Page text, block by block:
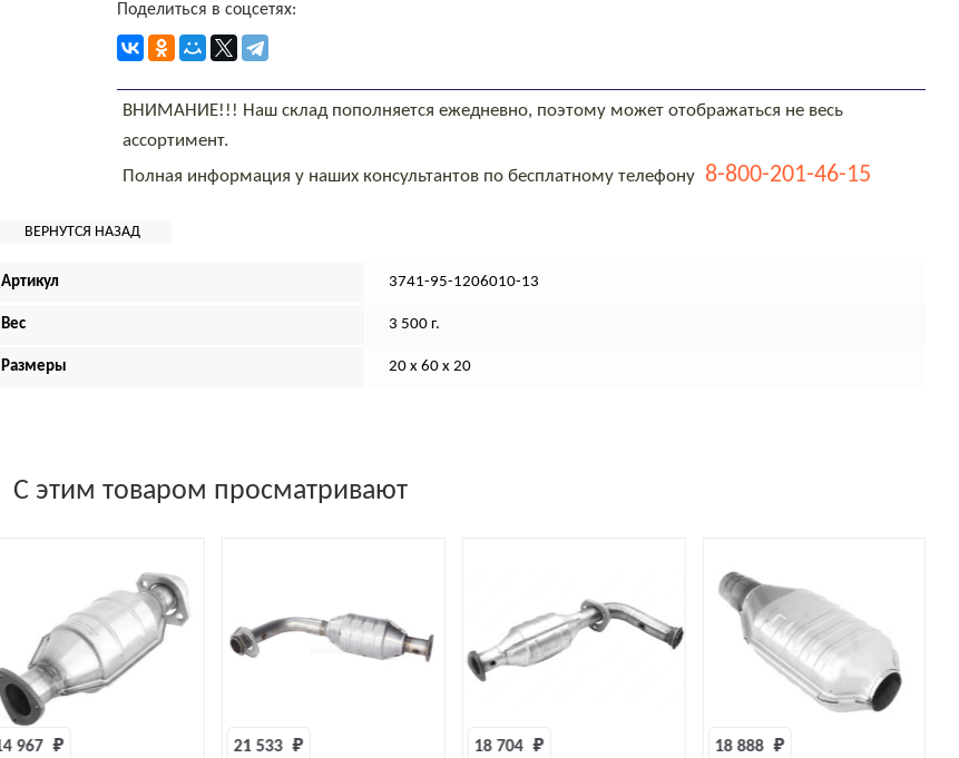
Поделиться в соцсетях:
ВНИМАНИЕ!!! Наш склад пополняется ежедневно, поэтому может отображаться не весь
ассортимент.
Полная информация у наших консультантов по бесплатному телефону 8-800-201-46-15
Артикул 3741-95-1206010-13
Вес 3 500 г.
Размеры 20 х 60 х 20
С этим товаром просматривают
21 533 18 704 18 888 15 313